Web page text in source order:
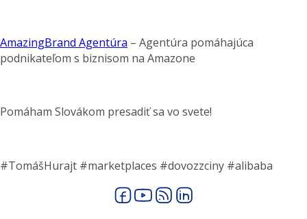
AmazingBrand Agentúra – Agentúra pomáhajúca
podnikateľom s biznisom na Amazone
Pomáham Slovákom presadiť sa vo svete!
#TomášHurajt #marketplaces #dovozzciny #alibaba